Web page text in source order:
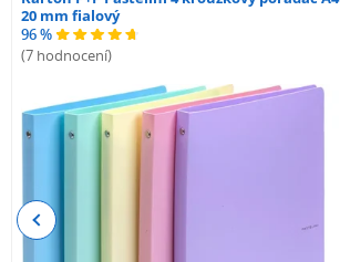
20 mm fialový
96 %
(7 hodnocení)
Previous